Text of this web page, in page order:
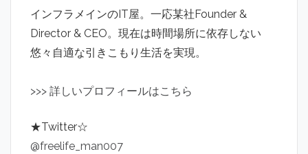
インフラメインのIT屋。一応某社Founder &
Director & CEO。現在は時間場所に依存しない
悠々自適な引きこもり生活を実現。
>>> 詳しいプロフィールはこちら
★Twitter☆
@freelife_man007